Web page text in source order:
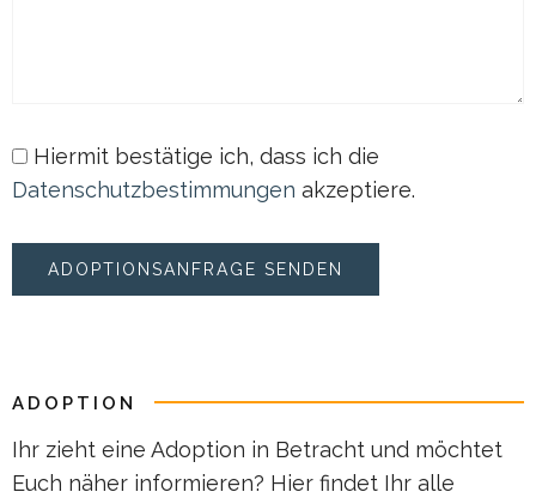
Hiermit bestätige ich, dass ich die
Datenschutzbestimmungen akzeptiere.
ADOPTION
Ihr zieht eine Adoption in Betracht und möchtet
Euch näher informieren? Hier findet Ihr alle